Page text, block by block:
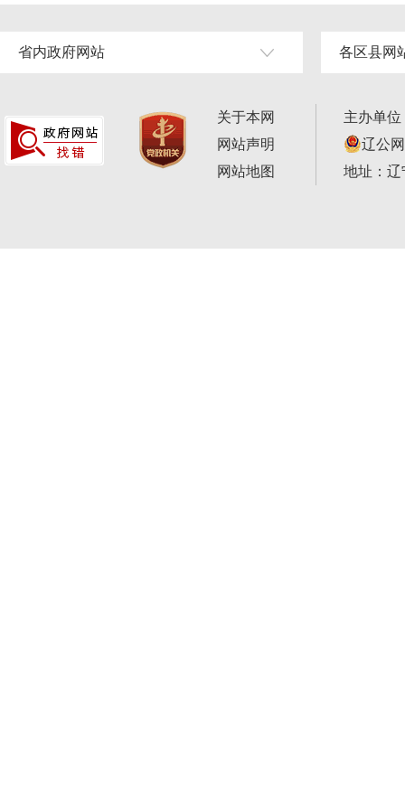
省内政府网站 各区县网
关于本网
网站声明
网站地图
主办单
辽公
地址：辽